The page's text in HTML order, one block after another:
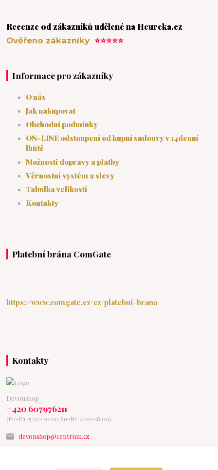
Recenze od zákazníků udělené na Heureka.cz
Ověřeno zákazníky⭐⭐⭐⭐⭐
Informace pro zákazníky
O nás
Jak nakupovat
Obchodní podmínky
ON-LINE odstoupení od kupní smlouvy v 14denní
lhůtě
Možnosti dopravy a platby
Věrnostní systém a slevy
Tabulka velikostí
Kontakty
Platební brána ComGate
https://www.comgate.cz/cz/platebni-brana
Kontakty
Devonshop
+420 607976211
(Po-Pá 15:30-20:00 So-Ne 9:00-18:00)
devonshop@centrum.cz